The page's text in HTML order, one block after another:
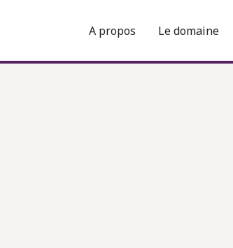
A propos Le domaine